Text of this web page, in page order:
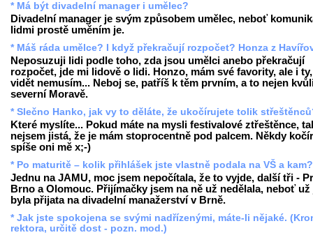
* Má být divadelní manager i umělec?
Divadelní manager je svým způsobem umělec, neboť
lidmi prostě uměním je.
* Máš ráda umělce? I když překračují rozpočet? Honza z
Neposuzuji lidi podle toho, zda jsou umělci anebo překračují
rozpočet, jde mi lidově o lidi. Honzo, mám své favority, ale i
vidět nemusím... Neboj se, patříš k těm prvním, a to nejen
severní Moravě.
* Slečno Hanko, jak vy to děláte, že ukočírujete tolik
Které myslíte... Pokud máte na mysli festivalové ztřeštěnce,
nejsem jistá, že je mám stoprocentně pod palcem. Někdy
spíše oni mě x;-)
* Po maturitě – kolik přihlášek jste vlastně podala na VŠ a kam?
Jednu na JAMU, moc jsem nepočítala, že to vyjde, další tři -
Brno a Olomouc. Přijímačky jsem na ně už nedělala, neboť už
byla přijata na divadelní manažerství v Brně.
* Jak jste spokojena se svými nadřízenými, máte-li nějaké.
rektora, určitě dost - pozn. mod.)